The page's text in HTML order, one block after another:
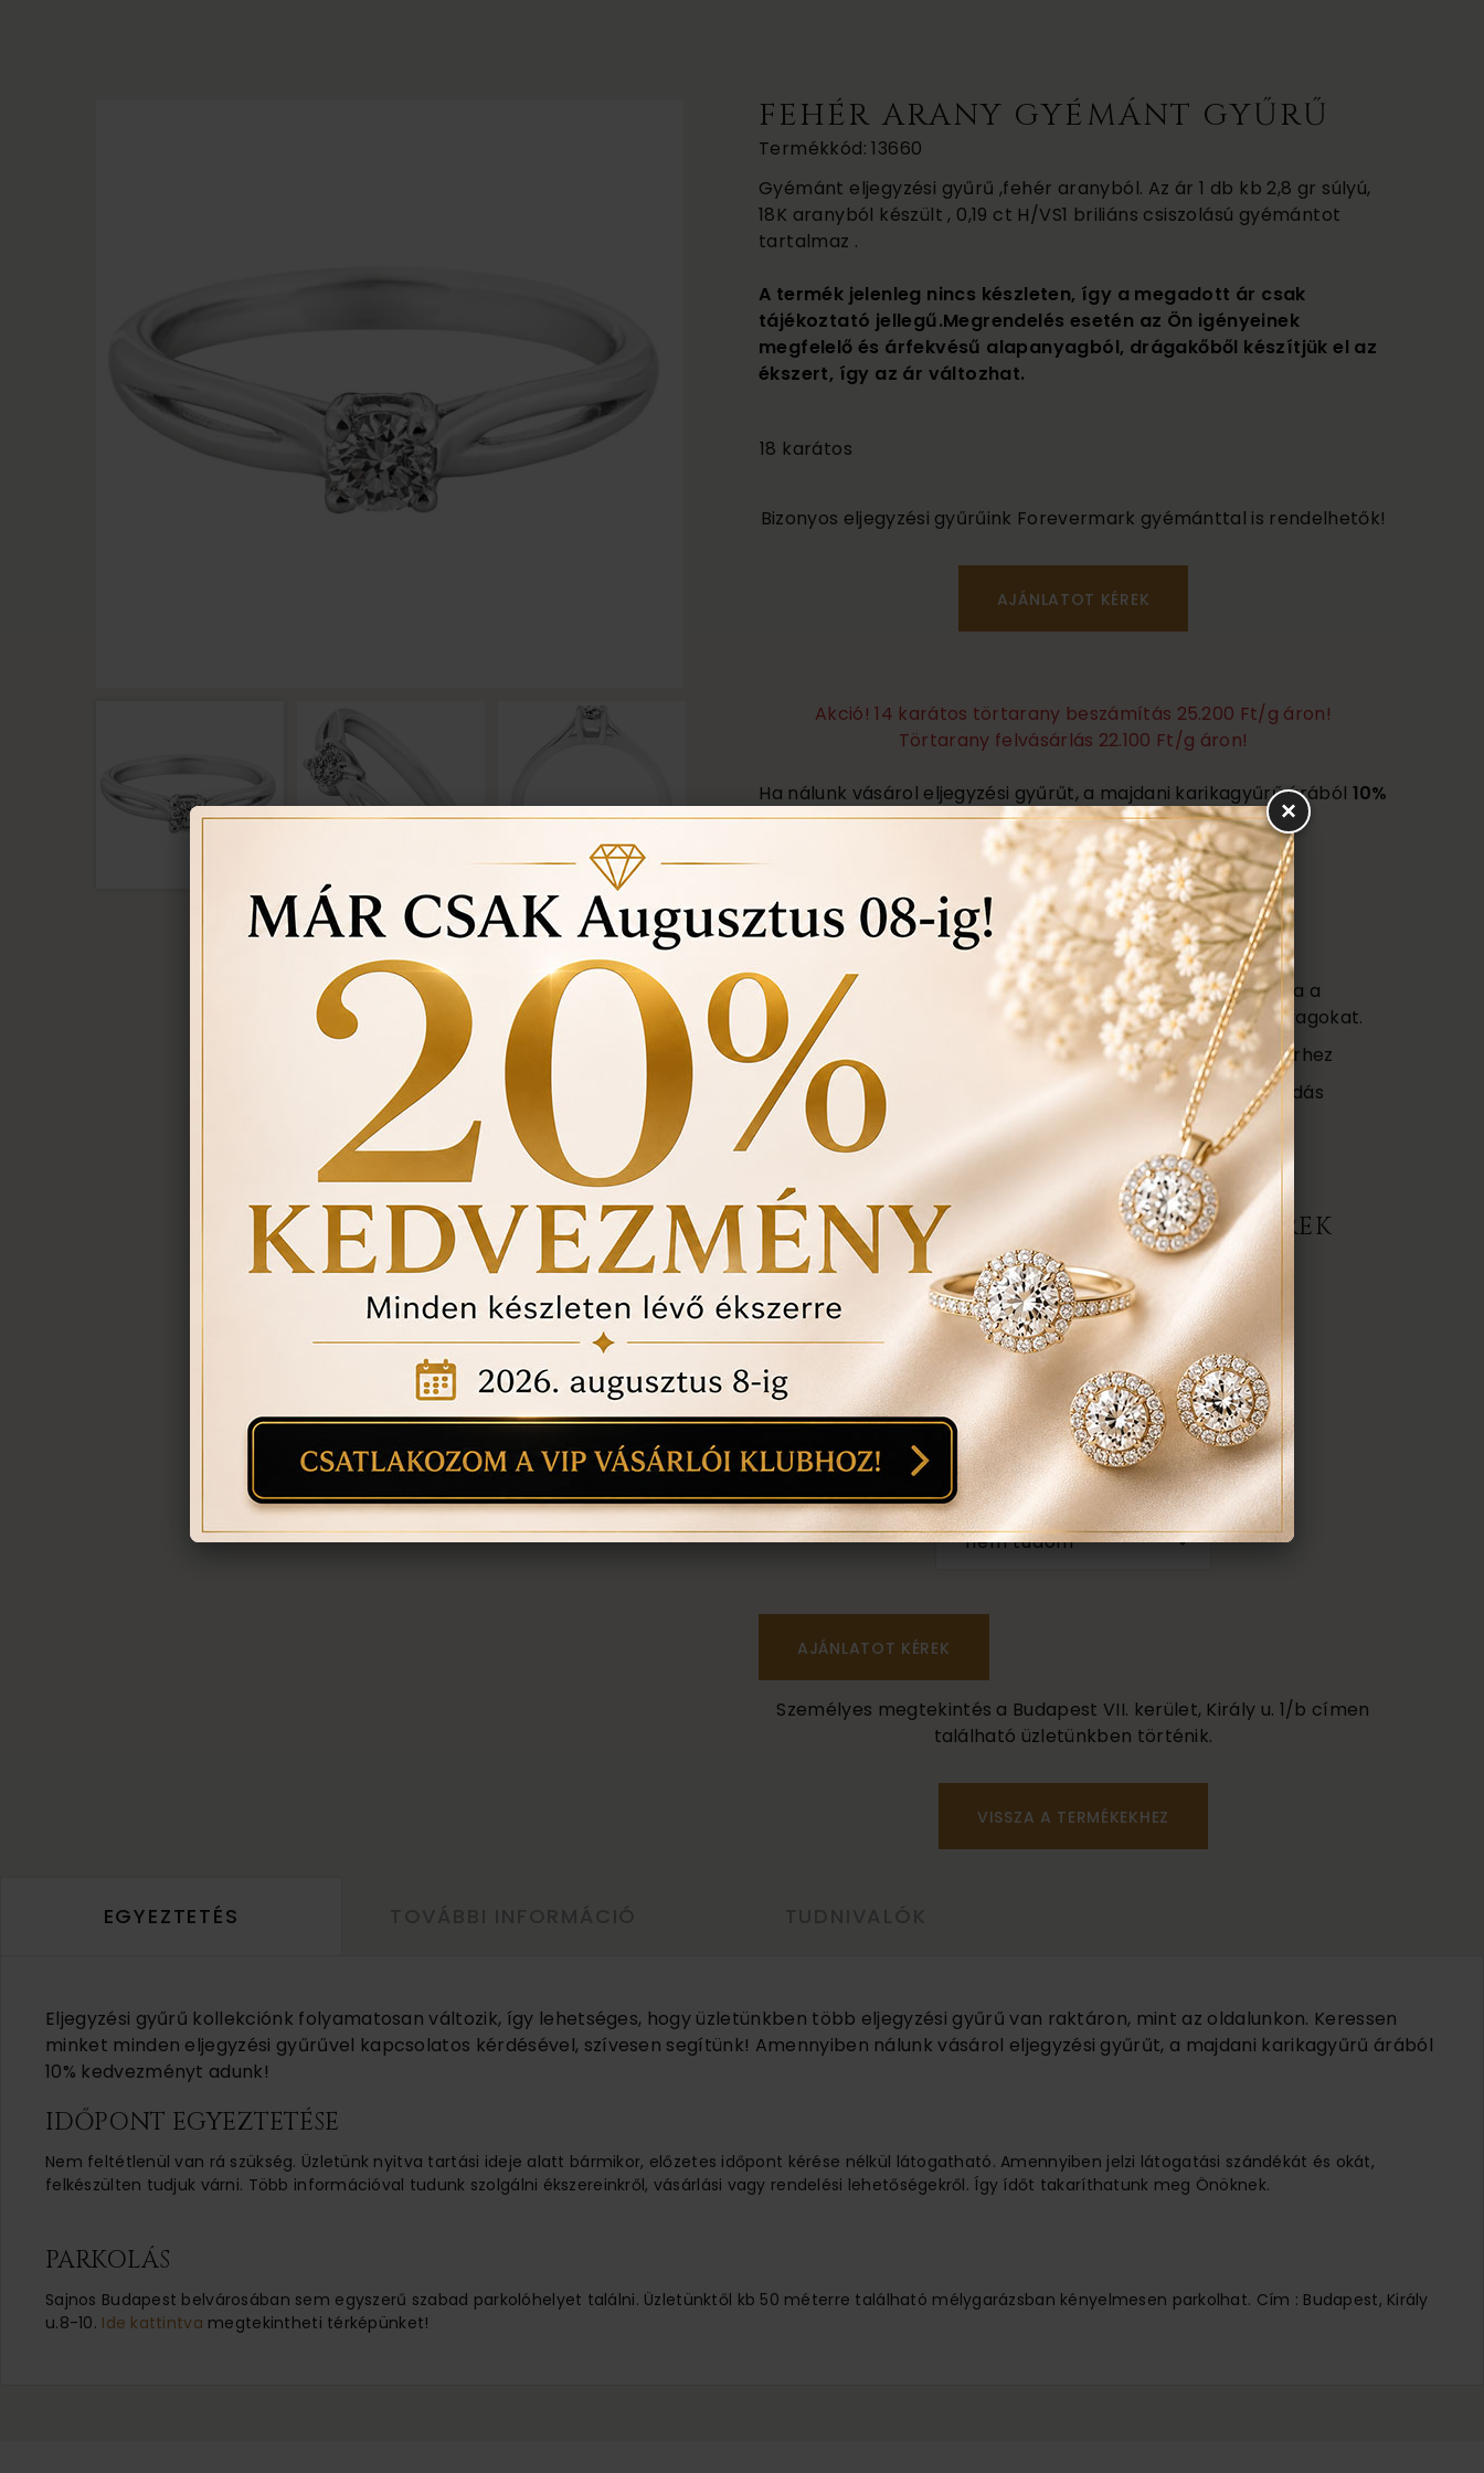
FEHÉR ARANY GYÉMÁNT GYŰRŰ
Termékkód: 13660
Gyémánt eljegyzési gyűrű ,fehér aranyból. Az ár 1 db kb 2,8 gr súlyú,
18K aranyból készült , 0,19 ct H/VS1 briliáns csiszolású gyémántot
tartalmaz .
A termék jelenleg nincs készleten, így a megadott ár csak
tájékoztató jellegű.Megrendelés esetén az Ön igényeinek
megfelelő és árfekvésű alapanyagból, drágakőből készítjük el az
ékszert, így az ár változhat.
18 karátos
Bizonyos eljegyzési gyűrűink Forevermark gyémánttal is rendelhetők!
Akció! 14 karátos törtarany beszámítás 25.200 Ft/g áron!
Törtarany felvásárlás 22.100 Ft/g áron!
Ha nálunk vásárol eljegyzési gyűrűt, a majdani karikagyűrű árából 10%
kedvezménytkap!
Ezen felül még:
Örökös garanciális tisztítás, polírozás
Ingyenes méret állítás
Vásárlási bizonylat avagy (Certificate) mely tartalmazza a
felhasznált kövek minőségét az ékszerben található anyagokat.
Ékszertartó doboz és ajándék tartó táska minden ékszerhez
Évente 1 alkalommal ingyenes ellenőrzés, rejtett károsodás
történt-e , mozgó kő, repedés a gyűrűn stb. Az általunk
felfedezett hibákat ingyenesen javítjuk.
ÉRDEKEL A TERMÉK, AJÁNLATOT KÉREK
darab
1
anyaga:
18 karátos
színe:
mint a képen
méret:
nem tudom
Személyes megtekintés a Budapest VII. kerület, Király u. 1/b címen
található üzletünkben történik.
VISSZA A TERMÉKEKHEZ
EGYEZTETÉS
Eljegyzési gyűrű kollekciónk folyamatosan változik, így lehetséges, hogy üzletünkben több eljegyzési gyűrű van raktáron, mint az oldalunkon. Keressen
minket minden eljegyzési gyűrűvel kapcsolatos kérdésével, szívesen segítünk! Amennyiben nálunk vásárol eljegyzési gyűrűt, a majdani karikagyűrű árából
10% kedvezményt adunk!
IDŐPONT EGYEZTETÉSE
Nem feltétlenül van rá szükség. Üzletünk nyitva tartási ideje alatt bármikor, előzetes időpont kérése nélkül látogatható. Amennyiben jelzi látogatási szándékát és okát,
felkészülten tudjuk várni. Több információval tudunk szolgálni ékszereinkről, vásárlási vagy rendelési lehetőségekről. Így ídőt takaríthatunk meg Önöknek.
PARKOLÁS
Sajnos Budapest belvárosában sem egyszerű szabad parkolóhelyet találni. Üzletünktől kb 50 méterre található mélygarázsban kényelmesen parkolhat. Cím : Budapest, Király
u.8-10. Ide kattintva megtekintheti térképünket!
×